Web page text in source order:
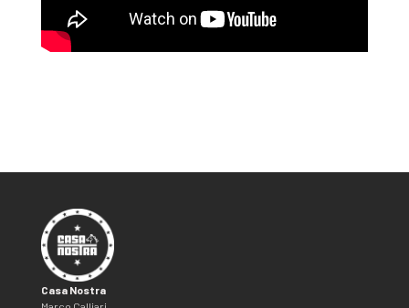
Casa Nostra